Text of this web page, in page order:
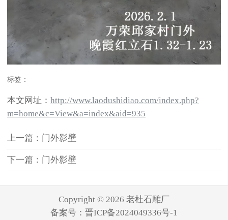
标签：
本文网址： http://www.laodushidiao.com/index.php?
m=home&c=View&a=index&aid=935
上一篇：门外影壁
下一篇：门外影壁
Copyright © 2026 老杜石雕厂
备案号： 晋ICP备2024049336号-1